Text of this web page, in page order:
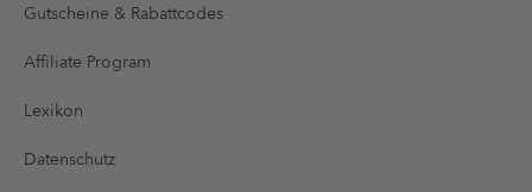
Gutscheine & Rabattcodes
Affiliate Program
Lexikon
Datenschutz